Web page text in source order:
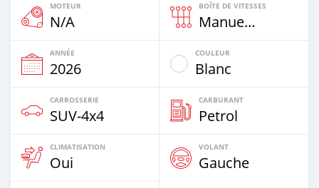
MOTEUR
N/A
BOÎTE DE VITESSES
Manuelle
ANNÉE
2026
COULEUR
Blanc
CARROSSERIE
SUV‒4x4
CARBURANT
Petrol
CLIMATISATION
Oui
VOLANT
Gauche